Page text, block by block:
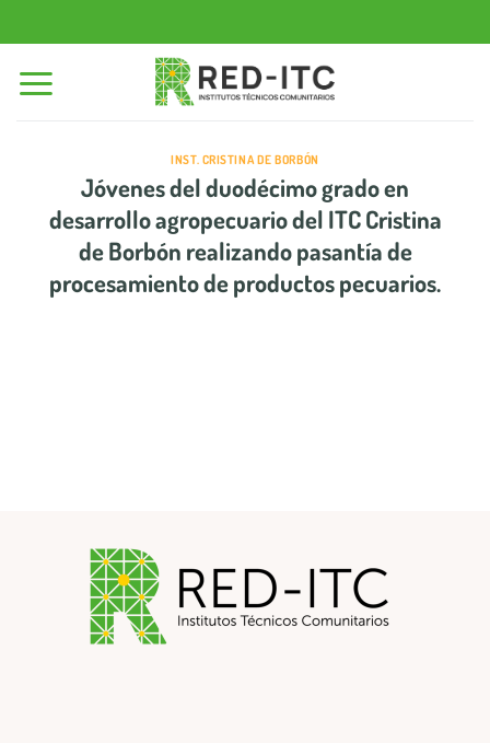
al
contenido
INST. CRISTINA DE BORBÓN
Jóvenes del duodécimo grado en
desarrollo agropecuario del ITC Cristina
de Borbón realizando pasantía de
procesamiento de productos pecuarios.